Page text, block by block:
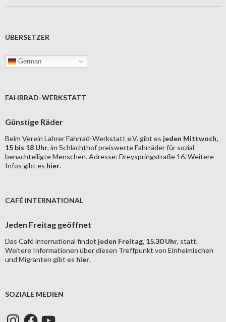
ÜBERSETZER
German
FAHRRAD-WERKSTATT
Günstige Räder
Beim Verein Lahrer Fahrrad-Werkstatt e.V. gibt es jeden Mittwoch,
15 bis 18 Uhr, im Schlachthof preiswerte Fahrräder für sozial
benachteiligte Menschen. Adresse: Dreyspringstraße 16. Weitere
Infos gibt es hier.
CAFÉ INTERNATIONAL
Jeden Freitag geöffnet
Das Café international findet jeden Freitag, 15.30 Uhr, statt.
Weitere Informationen über diesen Treffpunkt von Einheimischen
und Migranten gibt es hier.
SOZIALE MEDIEN
InstagramFacebookYouTube